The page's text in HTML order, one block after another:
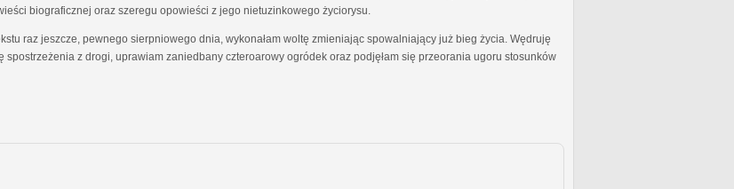
biograficznej oraz szeregu opowieści z jego nietuzinkowego życiorysu.
raz jeszcze, pewnego sierpniowego dnia, wykonałam woltę zmieniając spowalniający już bieg życia. Wędruję
z drogi, uprawiam zaniedbany czteroarowy ogródek oraz podjęłam się przeorania ugoru stosunków